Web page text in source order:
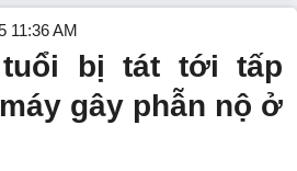
11:36 AM
bị tát tới tấp
gây phẫn nộ ở